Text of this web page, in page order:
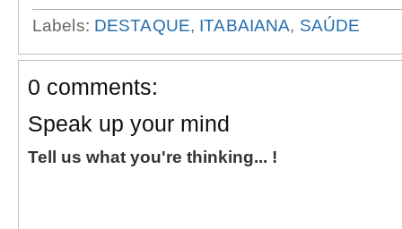
Labels: DESTAQUE, ITABAIANA, SAÚDE
0 comments:
Speak up your mind
Tell us what you're thinking... !